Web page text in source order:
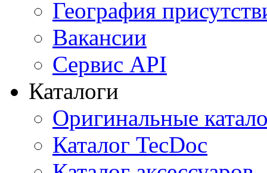
География
Вакансии
Сервис API
Каталоги
Оригинальные
Каталог TecDoc